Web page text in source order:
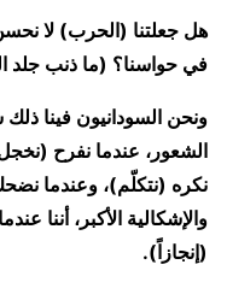
هل جعلتنا (الحرب) لا
في حواسنا؟ (ما ذنب جلد
ونحن السودانيون فينا
الشعور، عندما نفرح
نكره (نتكلّم)، وعندما
والإشكالية الأكبر، أننا
(إنجازاً).